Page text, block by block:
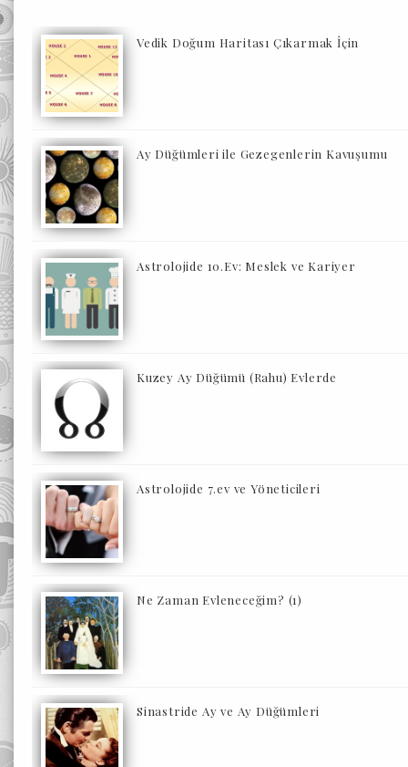
Vedik Doğum Haritası Çıkarmak İçin
Ay Düğümleri ile Gezegenlerin Kavuşumu
Astrolojide 10.Ev: Meslek ve Kariyer
Kuzey Ay Düğümü (Rahu) Evlerde
Astrolojide 7.ev ve Yöneticileri
Ne Zaman Evleneceğim? (1)
Sinastride Ay ve Ay Düğümleri